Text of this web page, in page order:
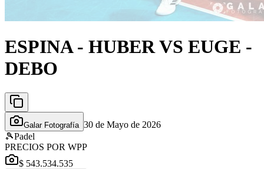
ESPINA - HUBER VS EUGE -
DEBO
Galar Fotografía 30 de Mayo de 2026
🎾Padel
PRECIOS POR WPP
$ 543.534.535